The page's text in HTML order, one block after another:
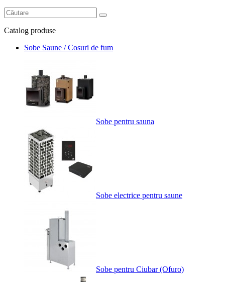
Catalog produse
Sobe Saune / Cosuri de fum
Sobe pentru sauna
Sobe electrice pentru saune
Sobe pentru Ciubar (Ofuro)